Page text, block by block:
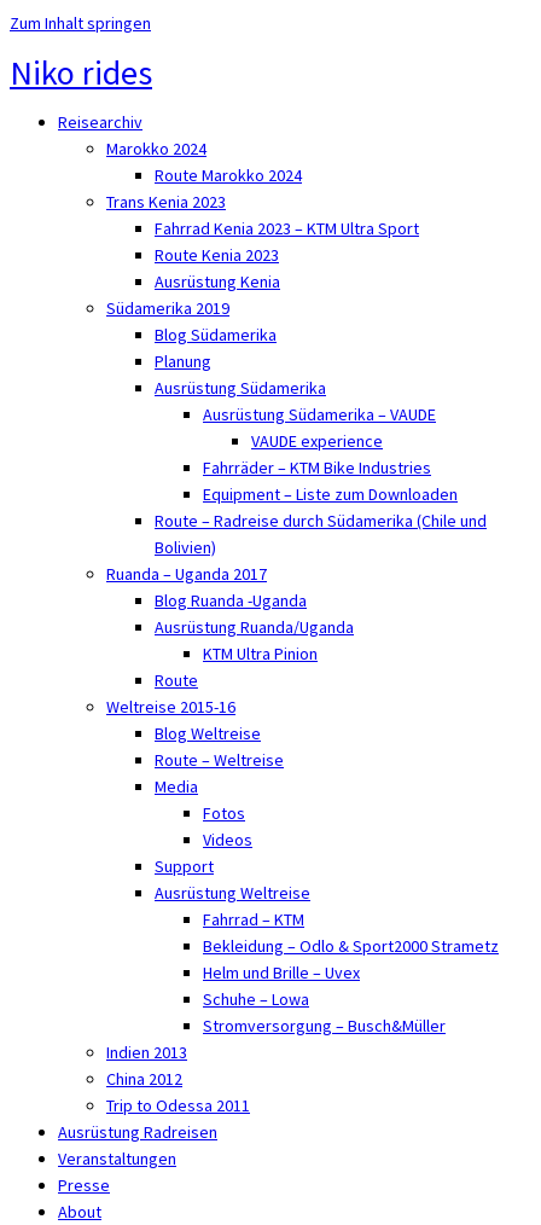
Zum Inhalt springen
Niko rides
Reisearchiv
Marokko 2024
Route Marokko 2024
Trans Kenia 2023
Fahrrad Kenia 2023 – KTM Ultra Sport
Route Kenia 2023
Ausrüstung Kenia
Südamerika 2019
Blog Südamerika
Planung
Ausrüstung Südamerika
Ausrüstung Südamerika – VAUDE
VAUDE experience
Fahrräder – KTM Bike Industries
Equipment – Liste zum Downloaden
Route – Radreise durch Südamerika (Chile und
Bolivien)
Ruanda – Uganda 2017
Blog Ruanda -Uganda
Ausrüstung Ruanda/Uganda
KTM Ultra Pinion
Route
Weltreise 2015-16
Blog Weltreise
Route – Weltreise
Media
Fotos
Videos
Support
Ausrüstung Weltreise
Fahrrad – KTM
Bekleidung – Odlo & Sport2000 Strametz
Helm und Brille – Uvex
Schuhe – Lowa
Stromversorgung – Busch&Müller
Indien 2013
China 2012
Trip to Odessa 2011
Ausrüstung Radreisen
Veranstaltungen
Presse
About